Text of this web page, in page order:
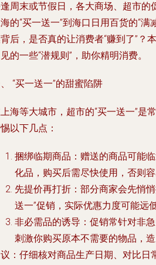
周末或节假日，各大商场、超市的
的“买一送一”到海口日用百货的“
后，是否真的让消费者“赚到了”？
的一些“潜规则”，助你精明消费。
“买一送一”的甜蜜陷阱
海等大城市，超市的“买一送一”是
以下几点：
捆绑临期商品 ：赠送的商品可能
化品，购买后需尽快使用，否则容
先提价再打折 ：部分商家会先悄
送一”促销，实际优惠力度可能远
非必需品的诱导 ：促销常针对非
刺激你购买原本不需要的物品，造
：仔细核对商品生产日期、对比日